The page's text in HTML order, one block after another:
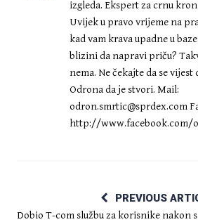
izgleda. Ekspert za crnu
Uvijek u pravo vrijeme na
kad vam krava upadne u
blizini da napravi priču?
nema. Ne čekajte da se
Odrona da je stvori. Mail:
odron.smrtic@sprdex.com
http://www.facebook.com/
PREVIOUS
Dobio T-com službu za korisnike nakon